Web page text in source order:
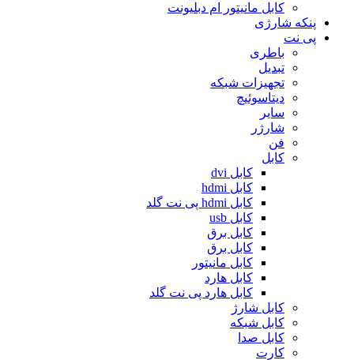
کابل مانیتور ام دبلیونت
پنکه شارژی
پی نت
باطری
تبدیل
تجهیزات شبکه
دیتاسوئیچ
سایر
شارژر
فن
کابل
کابل dvi
کابل hdmi
کابل hdmi پی نت گلد
کابل usb
کابل برق
کابل برق
کابل مانیتور
کابل هارد
کابل هارد پی نت گلد
کابل شارژ
کابل شبکه
کابل صدا
کارت